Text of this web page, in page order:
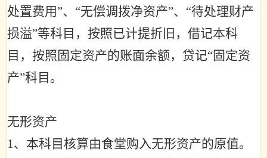
处置费用 ”、 “无偿调拨净资产”、 “待处理财产
损溢”等科目，按照已计提折旧，借记本科
目，按照固定资产的账面余额，贷记“固定资
产”科目。
无形资产
1、本科目核算由食堂购入无形资产的原值。